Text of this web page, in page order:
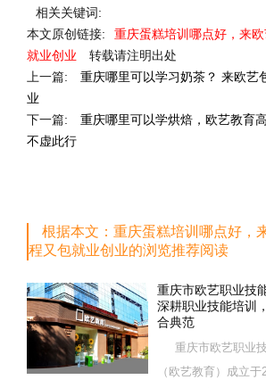
相关关键词:
本文原创链接:
重庆蛋糕培训哪点好，来
就业创业
转载请注明出处
上一篇:
重庆哪里可以学习奶茶？ 来欧艺
业
下一篇:
重庆哪里可以学烘焙，欧艺教育
不虚此行
根据本文：重庆蛋糕培训哪点好，
程又包就业创业的浏览推荐阅读
重庆市欧艺职业技
深耕职业技能培训
合典范
重庆市欧艺职业
（欧艺教育）成立